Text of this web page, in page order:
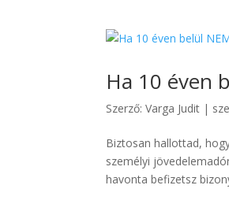
Ha 10 éven
Szerző:Varga Judit |
Biztosan hallottad,
személyi
havonta befizetsz